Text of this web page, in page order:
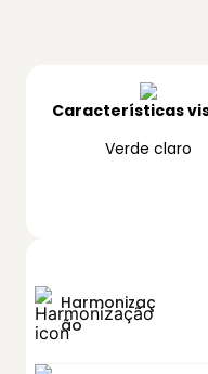
Harmonizaç
ão
Características
Verde claro